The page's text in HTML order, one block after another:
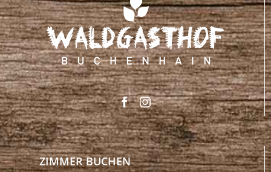
ZIMMER BUCHEN